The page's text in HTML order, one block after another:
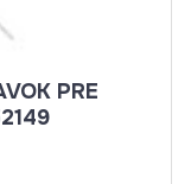
PRE
SZE 18 552149